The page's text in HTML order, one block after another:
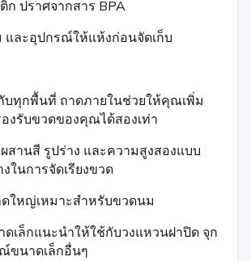
ก ปราศจากสาร BPA
และอุปกรณ์ให้แห้งก่อนจัดเก็บ
บทุกพื้นที่ ถาดภายในช่วยให้คุณเพิ่ม
งรับขวดของคุณได้สองเท่า
สานสี รูปร่าง และความสูงสองแบบ
ในการจัดเรียงขวด
ใหญ่เหมาะสำหรับขวดนม
ดเล็กแนะนำให้ใช้กับวงแหวนฝาปิด จุก
ขนาดเล็กอื่นๆ